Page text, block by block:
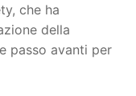
che ha
della
passo avanti per